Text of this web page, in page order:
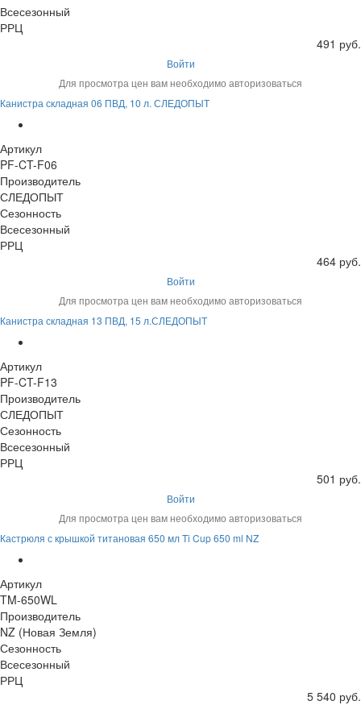
Всесезонный
РРЦ
491 руб.
Войти
Для просмотра цен вам необходимо авторизоваться
Канистра складная 06 ПВД, 10 л. СЛЕДОПЫТ
Артикул
PF-CT-F06
Производитель
СЛЕДОПЫТ
Сезонность
Всесезонный
РРЦ
464 руб.
Войти
Для просмотра цен вам необходимо авторизоваться
Канистра складная 13 ПВД, 15 л.СЛЕДОПЫТ
Артикул
PF-CT-F13
Производитель
СЛЕДОПЫТ
Сезонность
Всесезонный
РРЦ
501 руб.
Войти
Для просмотра цен вам необходимо авторизоваться
Кастрюля с крышкой титановая 650 мл Ti Cup 650 ml NZ
Артикул
TM-650WL
Производитель
NZ (Новая Земля)
Сезонность
Всесезонный
РРЦ
5 540 руб.